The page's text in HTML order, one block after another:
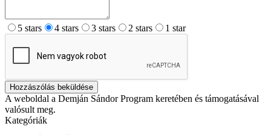
5 stars 4 stars 3 stars 2 stars 1 star
Hozzászólás beküldése
A weboldal a Demján Sándor Program keretében és támogatásával
valósult meg.
Kategóriák